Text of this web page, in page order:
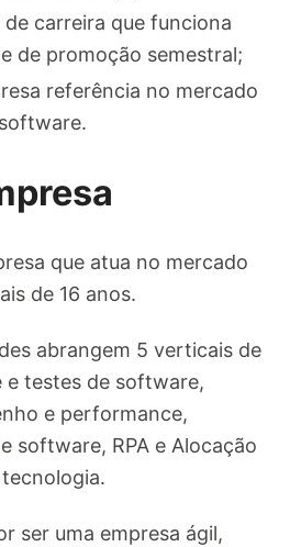
carreira que funciona
de promoção semestral;
referência no mercado
que atua no mercado
de 16 anos.
abrangem 5 verticais de
e testes de software,
e performance,
software, RPA e Alocação
ser uma empresa ágil,